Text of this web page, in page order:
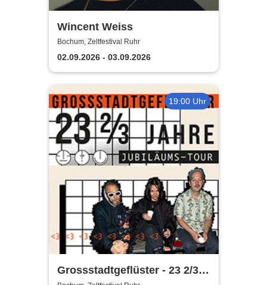
Wincent Weiss
Bochum, Zeltfestival Ruhr
02.09.2026 - 03.09.2026
19:00 Uhr
Grossstadtgeflüster - 23 2/3